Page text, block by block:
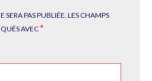
SERA PAS PUBLIÉE. LES CHAMPS
AVEC*